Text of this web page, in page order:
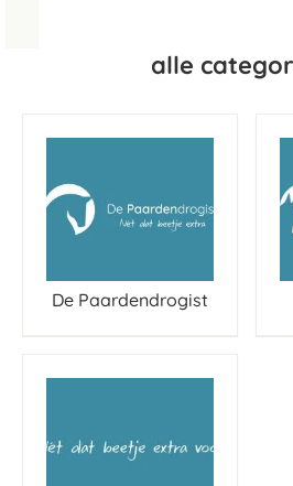
alle
De Paardendrogist